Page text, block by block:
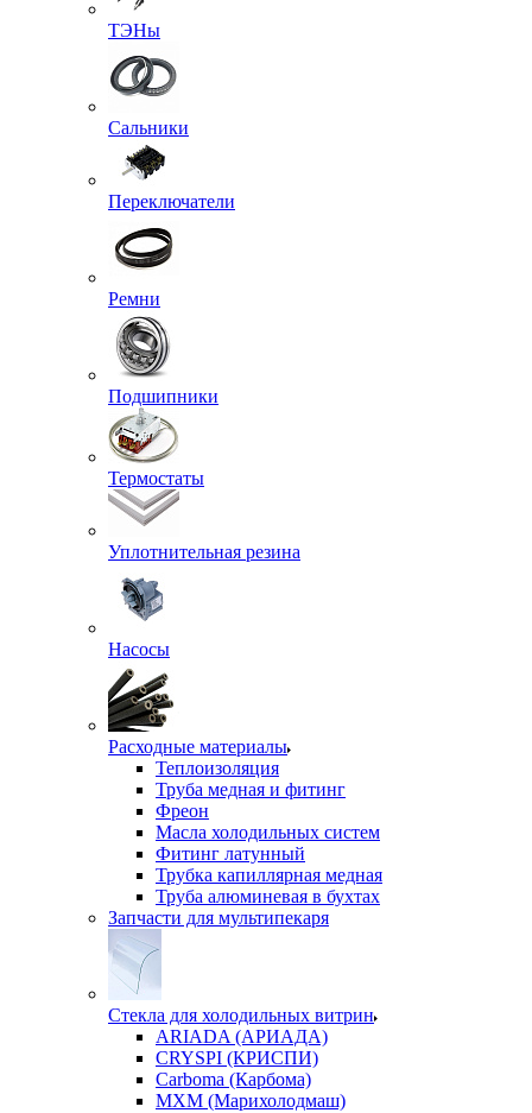
ТЭНы
Сальники
Переключатели
Ремни
Подшипники
Термостаты
Уплотнительная резина
Насосы
Расходные материалы
Теплоизоляция
Труба медная и фитинг
Фреон
Масла холодильных систем
Фитинг латунный
Трубка капиллярная медная
Труба алюминевая в бухтах
Запчасти для мультипекаря
Стекла для холодильных витрин
ARIADA (АРИАДА)
CRYSPI (КРИСПИ)
Carboma (Карбома)
MXM (Марихолодмаш)